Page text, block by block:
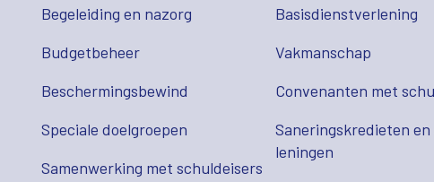
Begeleiding en nazorg
Budgetbeheer
Beschermingsbewind
Speciale doelgroepen
Samenwerking met schuldeisers
Basisdienstverlening
Vakmanschap
Convenanten met
Saneringskredieten en
leningen